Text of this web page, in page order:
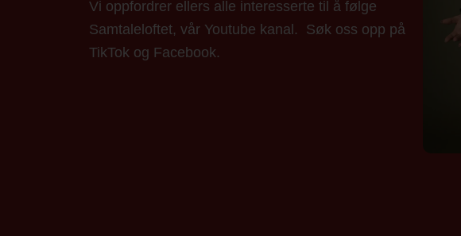
Vi oppfordrer ellers alle interesserte til å følge
Samtaleloftet, vår Youtube kanal. Søk oss opp på
TikTok og Facebook.